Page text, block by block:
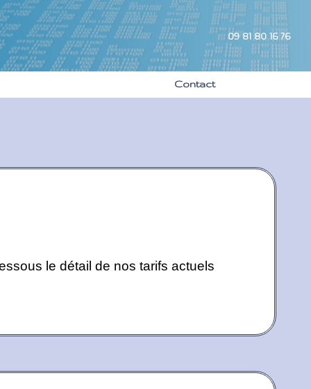
09 81 80 16 76
Contact
le détail de nos tarifs actuels